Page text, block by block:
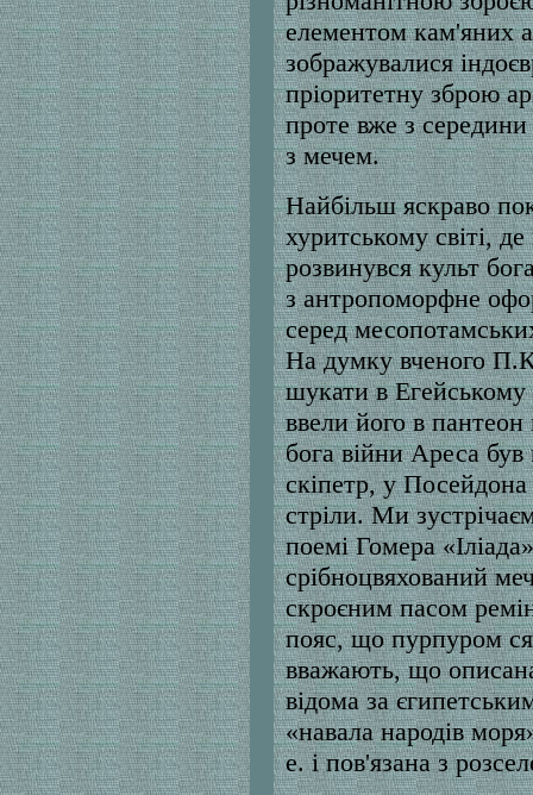
елементом кам'яних
зображувалися
пріоритетну зброю
проте вже з
з мечем.
Найбільш яскраво
хуритському світі,
розвинувся культ
з антропоморфне
серед
На думку вченого
шукати в Егейському
ввели його в
бога війни Ареса
скіпетр, у
стріли. Ми
поемі Гомера
срібноцвяхований
скроєним пасом
пояс, що пурпуром
вважають, що
відома за
«навала народів
е. і пов'язана з